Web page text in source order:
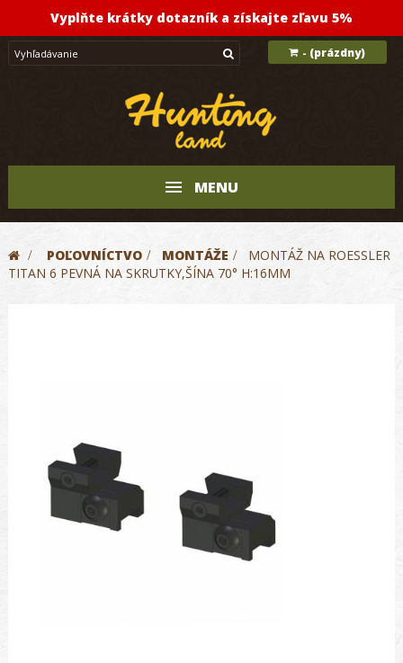
Vyplňte krátky dotazník a získajte zľavu 5%
- (prázdny)
MENU
> POĽOVNÍCTVO > MONTÁŽE >
MONTÁŽ NA ROESSLER
TITAN 6 PEVNÁ NA SKRUTKY,ŠÍNA 70° H:16MM